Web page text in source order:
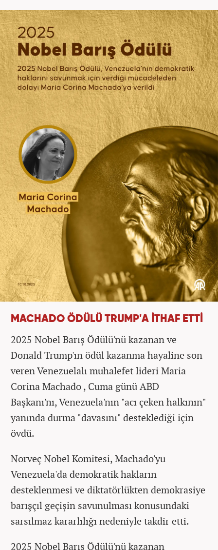
MACHADO ÖDÜLÜ TRUMP'A İTHAF ETTİ
2025 Nobel Barış Ödülü'nü kazanan ve
Donald Trump'ın ödül kazanma hayaline son
veren Venezuelalı muhalefet lideri Maria
Corina Machado , Cuma günü ABD
Başkanı'nı, Venezuela'nın "acı çeken halkının"
yanında durma "davasını" desteklediği için
övdü.
Norveç Nobel Komitesi, Machado'yu
Venezuela'da demokratik hakların
desteklenmesi ve diktatörlükten demokrasiye
barışçıl geçişin savunulması konusundaki
sarsılmaz kararlılığı nedeniyle takdir etti.
2025 Nobel Barış Ödülü'nü kazanan